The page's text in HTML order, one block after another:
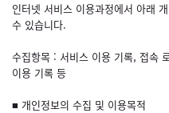
인터넷 서비스 이용과정에서 아래
수 있습니다.
수집항목 : 서비스 이용 기록, 접속
이용 기록 등
■ 개인정보의 수집 및 이용목적